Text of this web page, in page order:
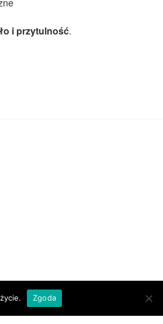
i przytulność.
Zgoda